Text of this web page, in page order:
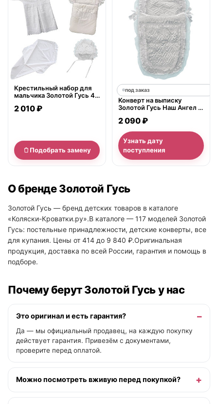
Крестильный набор для
мальчика Золотой Гусь 4
2 010 ₽
Подобрать замену
под заказ
Конверт на выписку
Золотой Гусь Наш Ангел 7
2 090 ₽
Узнать дату
поступления
О бренде Золотой Гусь
Золотой Гусь — бренд детских товаров в каталоге
«Коляски-Кроватки.ру».В каталоге — 117 моделей Золотой
Гусь: постельные принадлежности, детские конверты, все
для купания. Цены от 414 до 9 840 ₽.Оригинальная
продукция, доставка по всей России, гарантия и помощь в
подборе.
Почему берут Золотой Гусь у нас
Это оригинал и есть гарантия?
Да — мы официальный продавец, на каждую покупку
действует гарантия. Привезём с документами,
проверите перед оплатой.
Можно посмотреть вживую перед покупкой?